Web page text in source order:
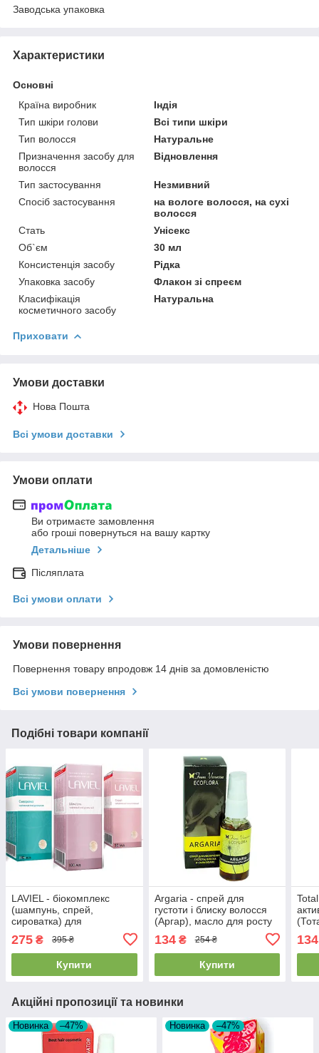
Заводська упаковка
Характеристики
Основні
Країна виробник
Індія
Тип шкіри голови
Всі типи шкіри
Тип волосся
Натуральне
Призначення засобу для
волосся
Відновлення
Тип застосування
Незмивний
Спосіб застосування
на вологе волосся, на сухі
волосся
Стать
Унісекс
Об`єм
30 мл
Консистенція засобу
Рідка
Упаковка засобу
Флакон зі спреєм
Класифікація
косметичного засобу
Натуральна
Приховати
Умови доставки
Нова Пошта
Всі умови доставки
Умови оплати
Ви отримаєте замовлення
або гроші повернуться на вашу картку
Детальніше
Післяплата
Всі умови оплати
Умови повернення
Повернення товару впродовж 14 днів за домовленістю
Всі умови повернення
Подібні товари компанії
LAVIEL - біокомплекс
(шампунь, спрей,
сироватка) для
кератірованія волосся
(Лавіель)
275 ₴ 395 ₴
Купити
Argaria - спрей для
густоти і блиску волосся
(Аргар), масло для росту
волосся
134₴ 254 ₴
Купити
134
Акційні пропозиції та новинки
Новинка –47% Новинка –47%